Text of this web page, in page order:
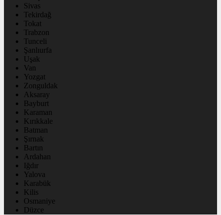
Sivas
Tekirdağ
Tokat
Trabzon
Tunceli
Şanlıurfa
Uşak
Van
Yozgat
Zonguldak
Aksaray
Bayburt
Karaman
Kırıkkale
Batman
Şırnak
Bartın
Ardahan
Iğdır
Yalova
Karabük
Kilis
Osmaniye
Düzce